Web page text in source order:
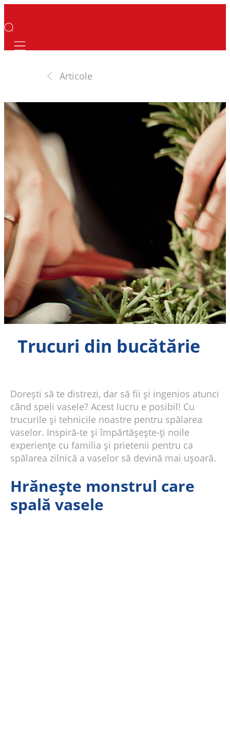
Mobile navigation
Articole
Trucuri din bucătărie
Dorești să te distrezi, dar să fii și ingenios atunci
când speli vasele? Acest lucru e posibil! Cu
trucurile și tehnicile noastre pentru spălarea
vaselor. Inspiră-te și împărtășește-ți noile
experiențe cu familia și prietenii pentru ca
spălarea zilnică a vaselor să devină mai ușoară.
Hrănește monstrul care
spală vasele